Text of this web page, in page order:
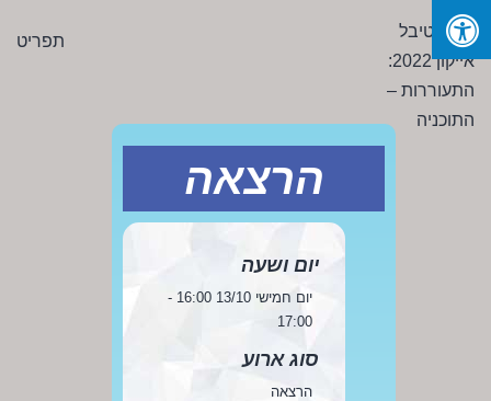
Skip
content
פסטיבל
אייקון
2022:
התעוררות
תפריט
הרצאה
יום ושעה
יום חמישי 13/10 16:00 -
17:00
סוג ארוע
הרצאה